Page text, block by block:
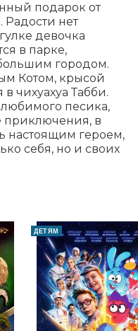
подарок от
нет
девочка
в парке,
городом.
Котом, крысой
чихуахуа Табби.
песика,
приключения, в
настоящим героем,
себя, но и своих
ДЕТЯМ